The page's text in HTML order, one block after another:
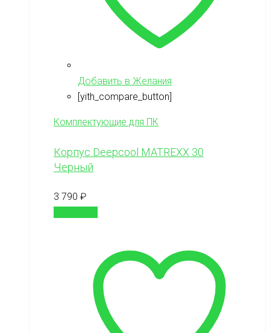
Добавить в Желания
[yith_compare_button]
Комплектующие для ПК
Корпус Deepcool MATREXX 30
Черный
3 790 ₽